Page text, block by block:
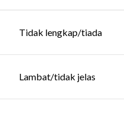
Tidak lengkap/tiada
Lambat/tidak jelas